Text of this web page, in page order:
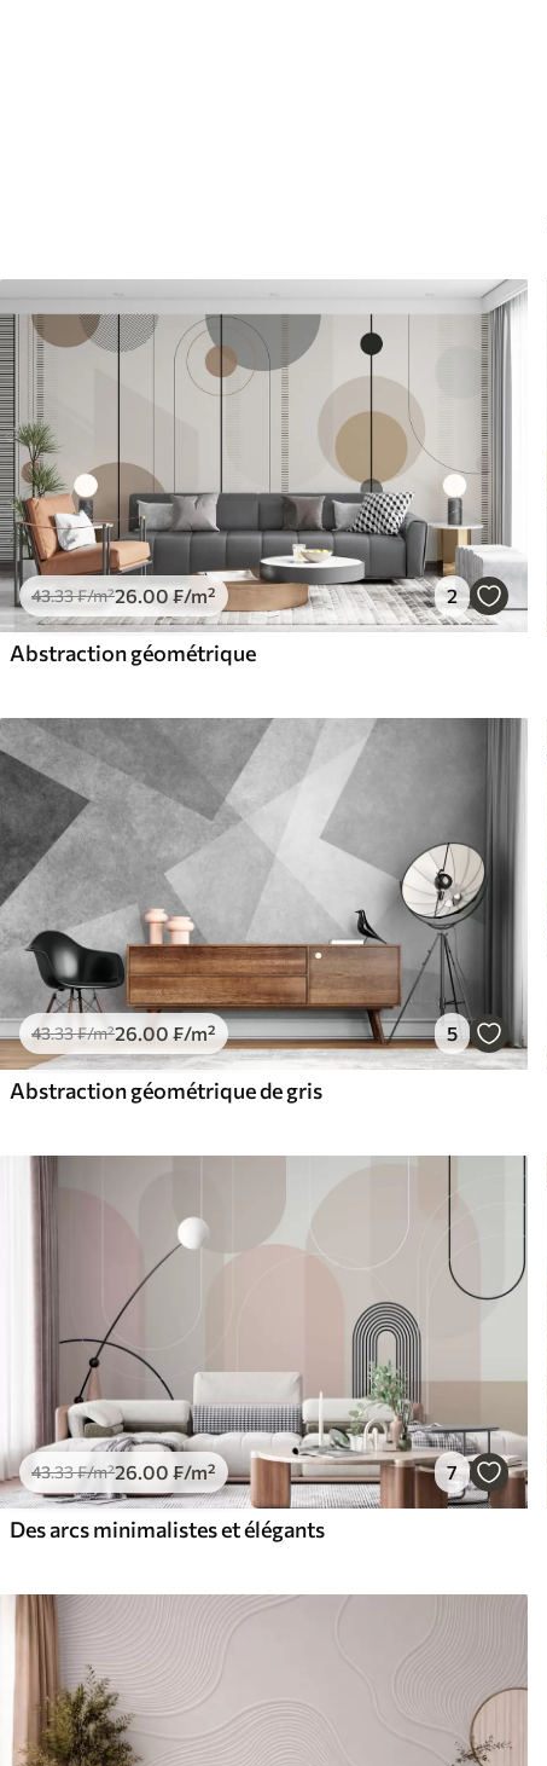
43.33₣/m²26 .00 ₣/m² 2
Abstraction géométrique
43.33₣/m²26.00 ₣/m² 5
Abstraction géométrique de gris
43.33₣/m²26 .00 ₣/m² 7
Des arcs minimalistes et élégants